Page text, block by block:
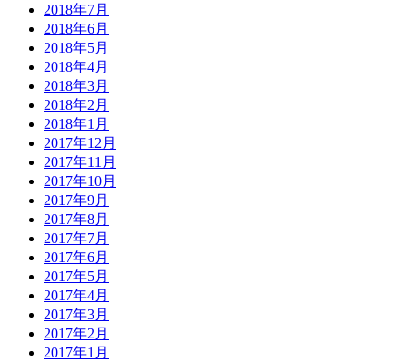
2018年7月
2018年6月
2018年5月
2018年4月
2018年3月
2018年2月
2018年1月
2017年12月
2017年11月
2017年10月
2017年9月
2017年8月
2017年7月
2017年6月
2017年5月
2017年4月
2017年3月
2017年2月
2017年1月